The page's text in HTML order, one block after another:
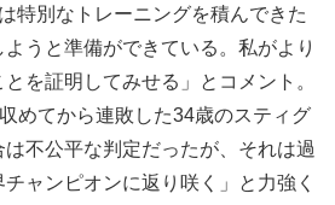
特別なトレーニングを積んできた
うと準備ができている。私がより
を証明してみせる」とコメント。
めてから連敗した34歳のスティグ
不公平な判定だったが、それは過
ャンピオンに返り咲く」と力強く